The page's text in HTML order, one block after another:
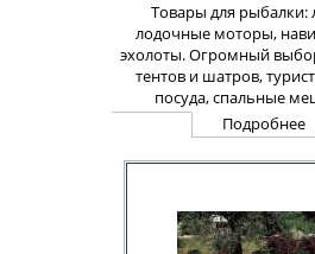
Товары для рыбалки:
лодочные моторы,
эхолоты. Огромный
тентов и шатров,
посуда, спальные
самонадувающиеся
для пикника и другие
активного
Подробнее